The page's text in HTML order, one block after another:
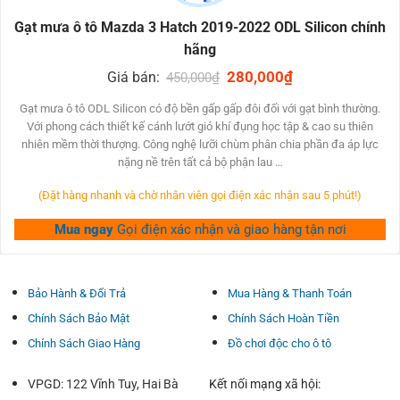
để có năng suất tiêu biểu trong mọi ĐK.
Công nghệ phần đa thời tiết
Thiết kế cánh lướt gió rất dị cung ứng lực phía xuống để
chùi sạch trong ĐK hà khắc
Che chắn lưỡi dao ngoài tuyết & băng tích tụ.
Cao su tổng hợp kép tăng tốc cũng phòng ấm, rét mướt, độ
ẩm, ozone và tia UV.
Cài đặt đơn giản dễ dàng
Hệ thống Đầu nối Đa năng ODL phù hợp có nhiều phần
những cần gạt nước và góp vấn đề lắp ráp có thể trở nên
nhanh chóng và đơn giản.
HÃNG
Tên dòng sản phẩm: Gạt mưa ô tô ODL
Cửa hàng: ODL
Xuất xứ: Trung QUốc
Gạt mưa ô tô Mazda 3 Hatch 2019-2022 ODL Silicon chính
hãng
Giá bán: 450,000₫ Original
was:
450,000₫.
280,000₫Current
is:
280,000₫.
Gạt mưa ô tô ODL Silicon có độ bền gấp gấp đôi đối với gạt bình thường.
Với phong cách thiết kế cánh lướt gió khí đụng học tập & cao su thiên
nhiên mềm thời thượng. Công nghệ lưỡi chùm phân chia phần đa áp lực
nặng nề trên tất cả bộ phận lau …
(Đặt hàng nhanh và chờ nhân viên gọi điện xác nhận sau 5 phút!)
Mua ngay Gọi điện xác nhận và giao hàng tận nơi
Bảo Hành & Đổi Trả
Chính Sách Bảo Mật
Chính Sách Giao Hàng
Mua Hàng & Thanh Toán
Chính Sách Hoàn Tiền
Đồ chơi độc cho ô tô
VPGD: 122 Vĩnh Tuy, Hai Bà
Kết nối mạng xã hội: